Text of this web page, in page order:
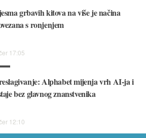
grbavih kitova na više je načina
s ronjenjem
17:05
Alphabet mijenja vrh AI-ja i
bez glavnog znanstvenika
12:10